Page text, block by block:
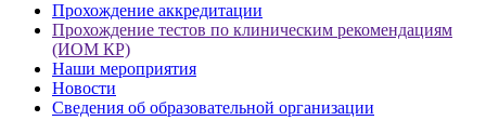
Прохождение аккредитации
Прохождение тестов по клиническим рекомендациям
(ИОМ КР)
Наши мероприятия
Новости
Сведения об образовательной организации